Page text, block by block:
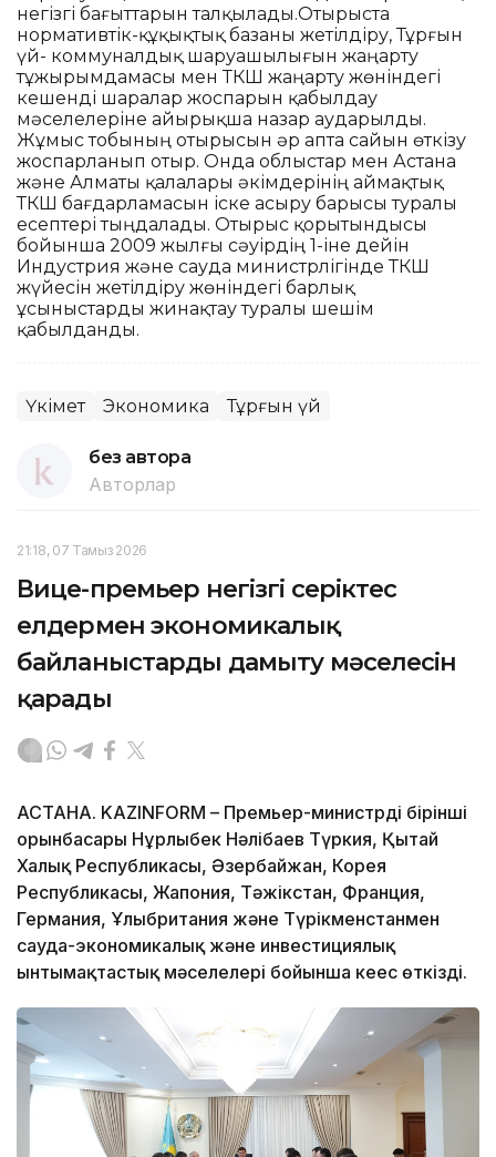
негізгі бағыттарын талқылады.Отырыста
нормативтік-құқықтық базаны жетілдіру, Тұрғын
үй- коммуналдық шаруашылығын жаңарту
тұжырымдамасы мен ТКШ жаңарту жөніндегі
кешенді шаралар жоспарын қабылдау
мәселелеріне айырықша назар аударылды.
Жұмыс тобының отырысын әр апта сайын өткізу
жоспарланып отыр. Онда облыстар мен Астана
және Алматы қалалары әкімдерінің аймақтық
ТКШ бағдарламасын іске асыру барысы туралы
есептері тыңдалады. Отырыс қорытындысы
бойынша 2009 жылғы сәуірдің 1-іне дейін
Индустрия және сауда министрлігінде ТКШ
жүйесін жетілдіру жөніндегі барлық
ұсыныстарды жинақтау туралы шешім
қабылданды.
Үкімет Экономика Тұрғын үй
без автора
Авторлар
21:18, 07 Тамыз 2026
Вице-премьер негізгі серіктес
елдермен экономикалық
байланыстарды дамыту мәселесін
қарады
АСТАНА. KAZINFORM – Премьер-министрдің бірінші
орынбасары Нұрлыбек Нәлібаев Түркия, Қытай
Халық Республикасы, Әзербайжан, Корея
Республикасы, Жапония, Тәжікстан, Франция,
Германия, Ұлыбритания және Түрікменстанмен
сауда-экономикалық және инвестициялық
ынтымақтастық мәселелері бойынша кеңес өткізді.